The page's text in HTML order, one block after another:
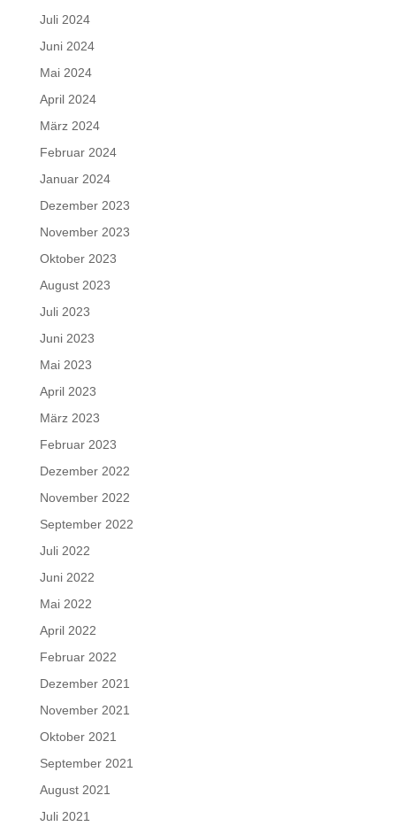
Juli 2024
Juni 2024
Mai 2024
April 2024
März 2024
Februar 2024
Januar 2024
Dezember 2023
November 2023
Oktober 2023
August 2023
Juli 2023
Juni 2023
Mai 2023
April 2023
März 2023
Februar 2023
Dezember 2022
November 2022
September 2022
Juli 2022
Juni 2022
Mai 2022
April 2022
Februar 2022
Dezember 2021
November 2021
Oktober 2021
September 2021
August 2021
Juli 2021